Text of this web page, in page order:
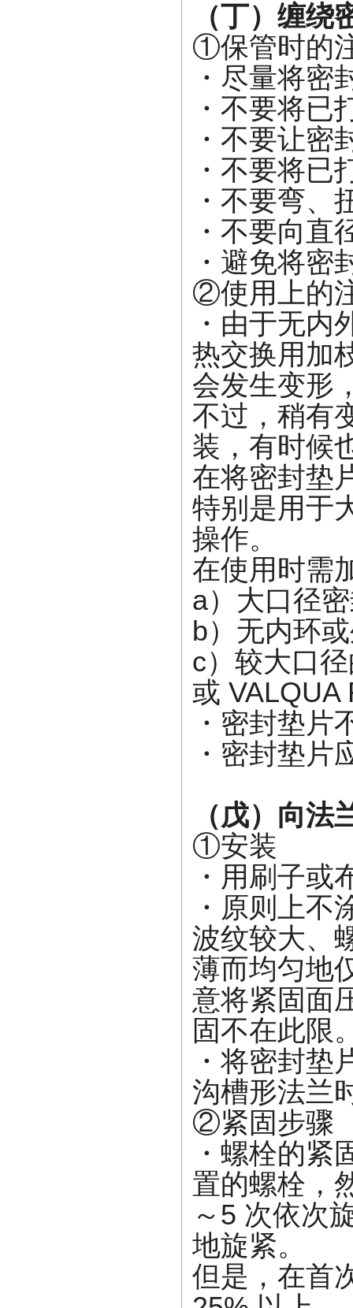
（丁）缠
①保管时的
・尽量将密
・不要将已
・不要让密
・不要将已
・不要弯、
・不要向直
・避免将密
②使用上的
・由于无内
热交换用加
会发生变形
不过，稍有
装，有时候
在将密封垫
特别是用于
操作。
在使用时需
a）大口径
b）无内环
c）较大口
或 VALQUA
・密封垫片
・密封垫片
（戊）向
①安装
・用刷子或
・原则上不
波纹较大、
薄而均匀地
意将紧固面
固不在此限
・将密封垫
沟槽形法兰
②紧固步骤
・螺栓的紧
置的螺栓，
～5 次依次
地旋紧。
但是，在首